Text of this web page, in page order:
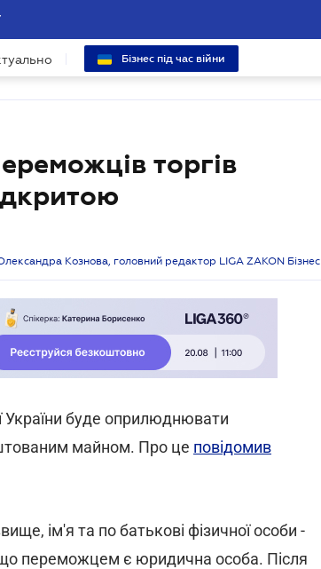
Бізнес під час війни
торгів
Кознова, головний редактор LIGA ZAKON Бізнес
України буде оприлюднювати
майном. Про це повідомив
ім'я та по батькові фізичної особи -
переможцем є юридична особа. Після